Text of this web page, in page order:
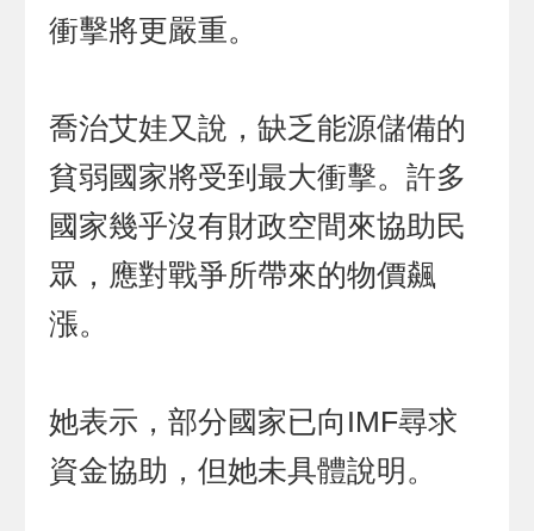
衝擊將更嚴重。
喬治艾娃又說，缺乏能源儲備的
貧弱國家將受到最大衝擊。許多
國家幾乎沒有財政空間來協助民
眾，應對戰爭所帶來的物價飆
漲。
她表示，部分國家已向IMF尋求
資金協助，但她未具體說明。